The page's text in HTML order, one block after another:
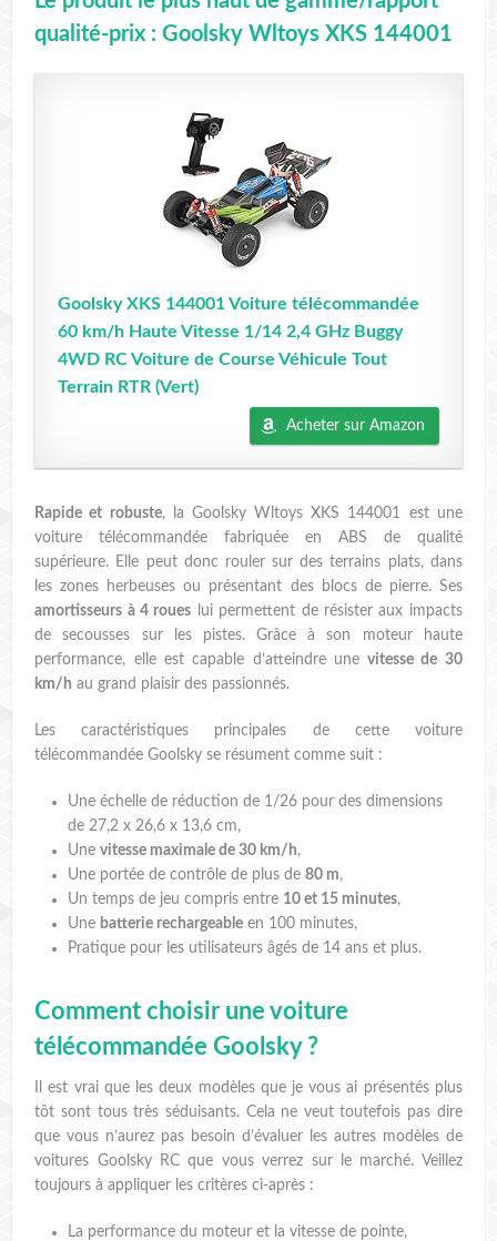
qualité-prix : Goolsky Wltoys XKS 144001
Goolsky XKS 144001 Voiture télécommandée
60 km/h Haute Vitesse 1/14 2,4 GHz Buggy
4WD RC Voiture de Course Véhicule Tout
Terrain RTR (Vert)
Acheter sur Amazon
Rapide et robuste, la Goolsky Wltoys XKS 144001 est une
voiture télécommandée fabriquée en ABS de qualité
supérieure. Elle peut donc rouler sur des terrains plats, dans
les zones herbeuses ou présentant des blocs de pierre. Ses
amortisseurs à 4 roues lui permettent de résister aux impacts
de secousses sur les pistes. Grâce à son moteur haute
performance, elle est capable d’atteindre unevitesse de 30
km/h au grand plaisir des passionnés.
Les caractéristiques principales de cette voiture
télécommandée Goolsky se résument comme suit :
Une échelle de réduction de 1/26 pour des dimensions
de 27,2 x 26,6 x 13,6 cm,
Unevitesse maximale de 30 km/h,
Une portée de contrôle de plus de80 m,
Un temps de jeu compris entre 10 et 15 minutes,
Une batterie rechargeable en 100 minutes,
Pratique pour les utilisateurs âgés de 14 ans et plus.
Comment choisir une voiture
télécommandée Goolsky ?
Il est vrai que les deux modèles que je vous ai présentés plus
tôt sont tous très séduisants. Cela ne veut toutefois pas dire
que vous n’aurez pas besoin d’évaluer les autres modèles de
voitures Goolsky RC que vous verrez sur le marché. Veillez
toujours à appliquer les critères ci-après :
La performance du moteur et la vitesse de pointe,